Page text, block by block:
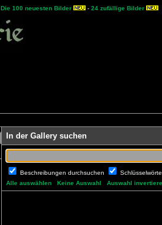
Die 100 neuesten Bilder - 24 zufällige Bilder
In der Gallery suchen
Beschreibungen durchsuchen
Alle auswählen
Keine Auswahl Auswahl